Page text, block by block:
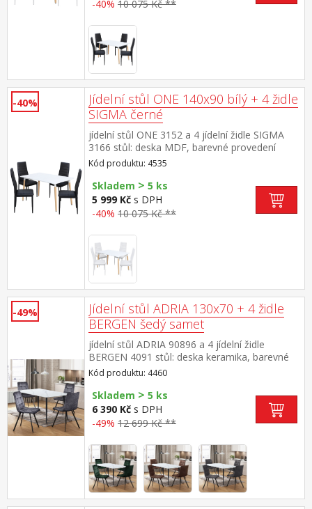
-40% 10 075 Kč **
-40%
Jídelní stůl ONE 140x90 bílý + 4 židle
SIGMA černé
jídelní stůl ONE 3152 a 4 jídelní židle SIGMA
3166 stůl: deska MDF, barevné provedení
bílá kovová konstrukce, barevné provedení
bílá kulaté nohy, materiál masiv buk židle:
potah kůže – imitace, barevné provedení
černá kovové nohy a konstrukce, výška sedu
židle 47 cm rozměr stolu (š/h/v) 140 × 90 × 74
Kód produktu: 4535
Skladem > 5 ks
5 999 Kč s DPH
-40% 10 075 Kč **
-49%
Jídelní stůl ADRIA 130x70 + 4 židle
BERGEN šedý samet
jídelní stůl ADRIA 90896 a 4 jídelní židle
BERGEN 4091 stůl: deska keramika, barevné
provedení imitace mramoru kovová
konstrukce, barevné provedení černá židle:
sametový potah, barevné provedení
šedá kovová konstrukce, barevné provedení
černá výška sedu židle 49 cm rozměr stolu
45 × 53 × 88 cm
Kód produktu: 4460
Skladem > 5 ks
6 390 Kč s DPH
-49% 12 699 Kč **